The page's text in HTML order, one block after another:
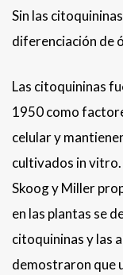
Sin las
diferenciación de
Las citoquininas
1950 como
celular y
cultivados in vitro.
Skoog y Miller
en las plantas se
citoquininas y las
demostraron que